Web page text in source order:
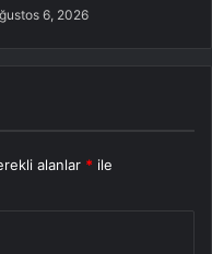
6, 2026
alanlar * ile